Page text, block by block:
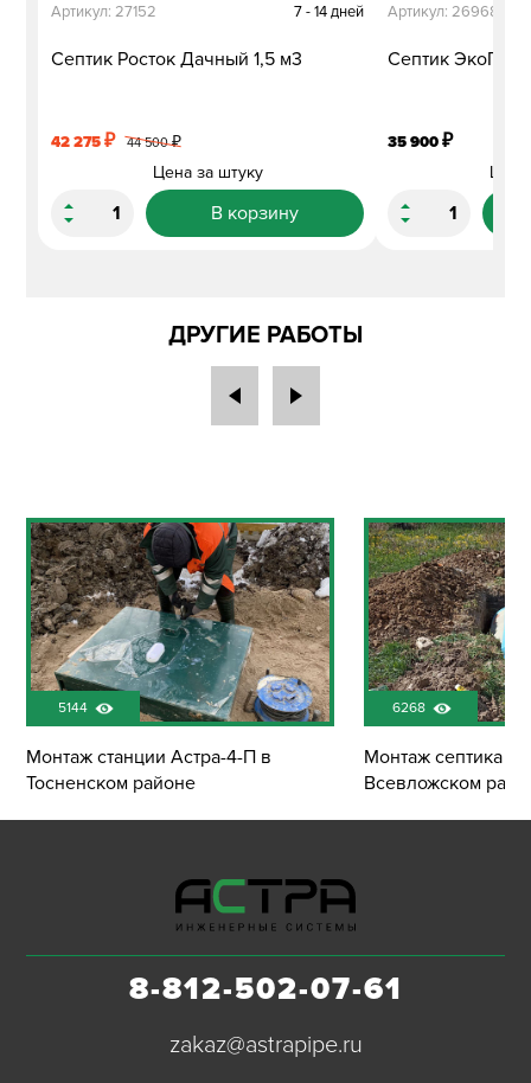
Септик Росток Дачный 1,5 м3
Артикул: 27152 7 - 14 дней
42 275₽ 44 500₽
Цена за штуку
В корзину
Септик
Артикул: 26968
35 900₽
Цена
ДРУГИЕ РАБОТЫ
5144
Монтаж станции Астра-4-П в
Тосненском районе
6268
Монтаж септика
Всевложском
8-812-502-07-61
zakaz@astrapipe.ru